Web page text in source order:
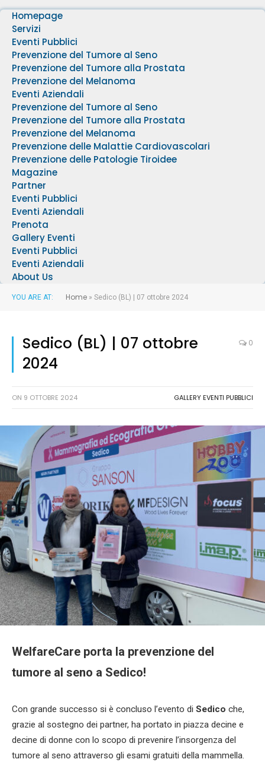
Homepage
Servizi
Eventi Pubblici
Prevenzione del Tumore al Seno
Prevenzione del Tumore alla Prostata
Prevenzione del Melanoma
Eventi Aziendali
Prevenzione del Tumore al Seno
Prevenzione del Tumore alla Prostata
Prevenzione del Melanoma
Prevenzione delle Malattie Cardiovascolari
Prevenzione delle Patologie Tiroidee
Magazine
Partner
Eventi Pubblici
Eventi Aziendali
Prenota
Gallery Eventi
Eventi Pubblici
Eventi Aziendali
About Us
YOU ARE AT: Home » Sedico (BL) | 07 ottobre 2024
Sedico (BL) | 07 ottobre
2024
0
ON 9 OTTOBRE 2024 GALLERY EVENTI PUBBLICI
WelfareCare porta la prevenzione del
tumore al seno a Sedico!
Con grande successo si è concluso l’evento di Sedico che,
grazie al sostegno dei partner, ha portato in piazza decine e
decine di donne con lo scopo di prevenire l’insorgenza del
tumore al seno attraverso gli esami gratuiti della mammella.